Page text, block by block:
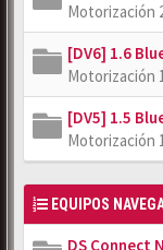
Motorización
[DV6] 1.6
Motorización
[DV5] 1.5
Motorización
EQUIPOS
DS Connect